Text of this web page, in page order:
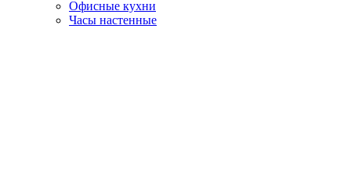
Офисные кухни
Часы настенные